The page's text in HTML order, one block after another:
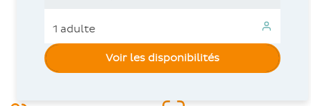
Voir les disponibilités